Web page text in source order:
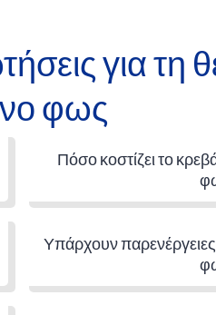
για τη
φως
Πόσο κοστίζει το
Υπάρχουν